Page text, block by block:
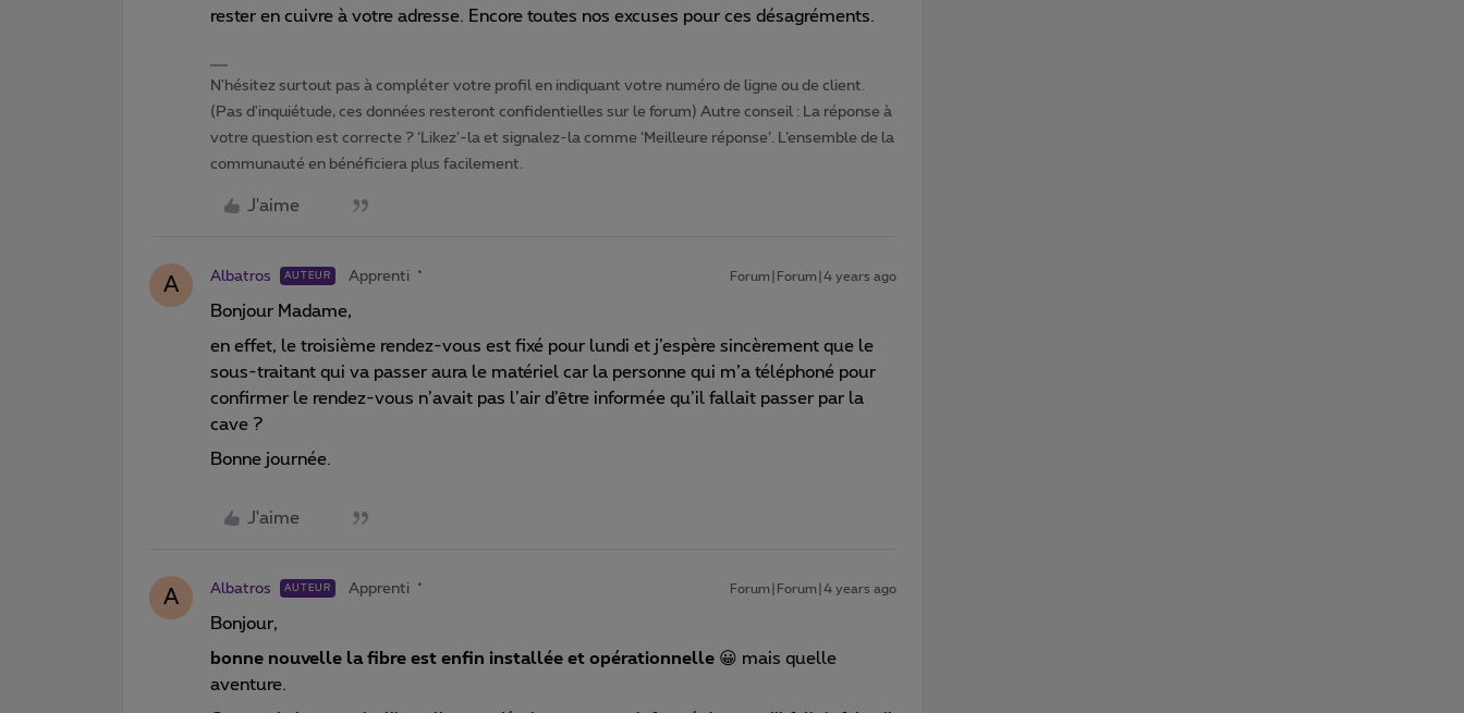
rester en cuivre à votre adresse. Encore toutes nos excuses pour ces désagréments.
N'hésitez surtout pas à compléter votre profil en indiquant votre numéro de ligne ou de client.
(Pas d'inquiétude, ces données resteront confidentielles sur le forum) Autre conseil : La réponse à
votre question est correcte ? ‘Likez’-la et signalez-la comme ‘Meilleure réponse’. L’ensemble de la
communauté en bénéficiera plus facilement.
J'aime
A Albatros AUTEUR Apprenti Forum|Forum|4 years ago
Bonjour Madame,
en effet, le troisième rendez-vous est fixé pour lundi et j’espère sincèrement que le
sous-traitant qui va passer aura le matériel car la personne qui m’a téléphoné pour
confirmer le rendez-vous n’avait pas l’air d’être informée qu’il fallait passer par la
cave ?
Bonne journée.
J'aime
A Albatros AUTEUR Apprenti Forum|Forum|4 years ago
Bonjour,
bonne nouvelle la fibre est enfin installée et opérationnelle 😀 mais quelle
aventure.